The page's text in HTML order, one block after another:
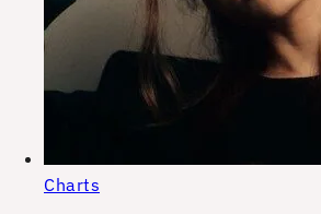
Charts